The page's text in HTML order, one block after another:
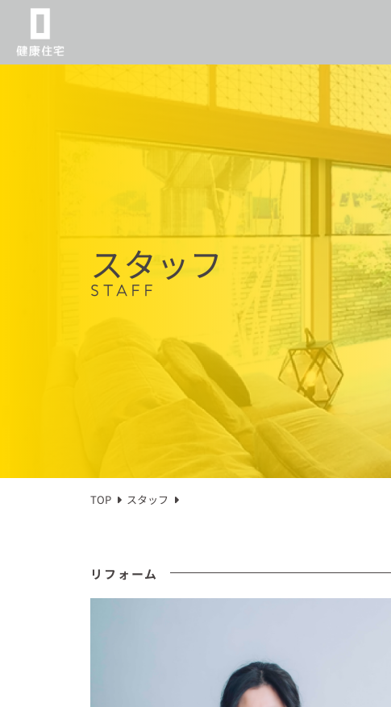
スタッフ
STAFF
TOP スタッフ
リフォーム